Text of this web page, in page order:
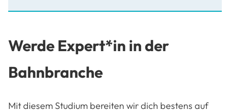
Werde Expert*in in der
Bahnbranche
Mit diesem Studium bereiten wir dich bestens auf